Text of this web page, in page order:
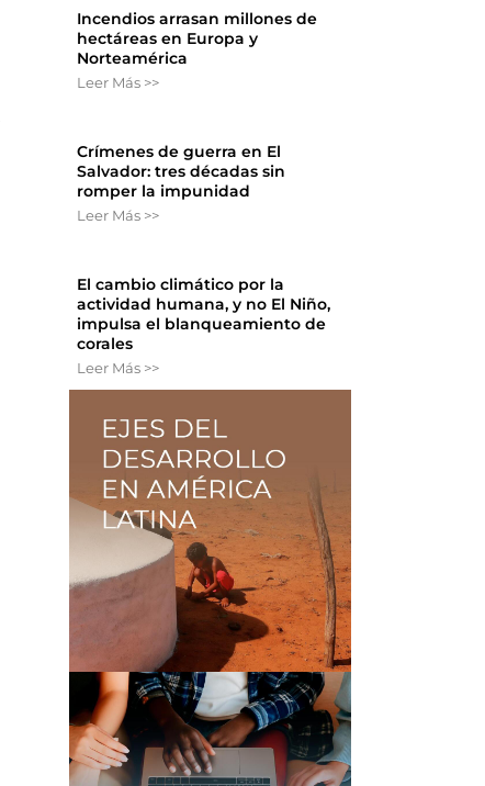
Incendios arrasan millones de
hectáreas en Europa y
Norteamérica
Leer Más >>
Crímenes de guerra en El
Salvador: tres décadas sin
romper la impunidad
Leer Más >>
El cambio climático por la
actividad humana, y no El Niño,
impulsa el blanqueamiento de
corales
Leer Más >>